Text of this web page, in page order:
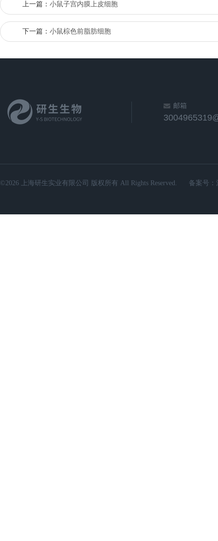
上一篇： 小鼠子宫内膜上皮细胞
下一篇： 小鼠棕色前脂肪细胞
邮箱
©2026 上海研生实业有限公司 版权所有 All Rights Reserved. 备案号：